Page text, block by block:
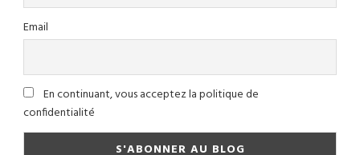
Email
En continuant, vous acceptez la politique de
confidentialité